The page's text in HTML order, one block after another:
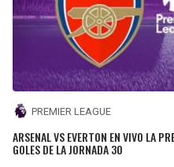
PREMIER LEAGUE
ARSENAL VS EVERTON EN VIVO LA
GOLES DE LA JORNADA 30